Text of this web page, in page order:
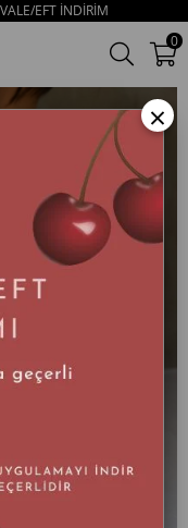
EFT İNDİRİM
0
×